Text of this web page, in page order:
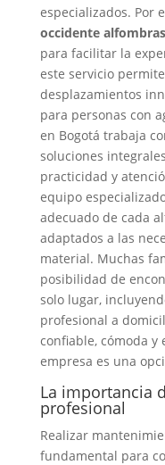
especializados. Por
occidente alfombras
para facilitar la
este servicio
desplazamientos
para personas con
en Bogotá trabaja
soluciones
practicidad y
equipo
adecuado de cada
adaptados a las
material. Muchas
posibilidad de
solo lugar,
profesional a
confiable, cómoda y
empresa es una
La importancia
profesional
Realizar
fundamental para